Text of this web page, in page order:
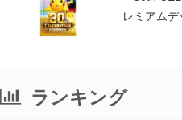
レミアム
ー」「
ランキング